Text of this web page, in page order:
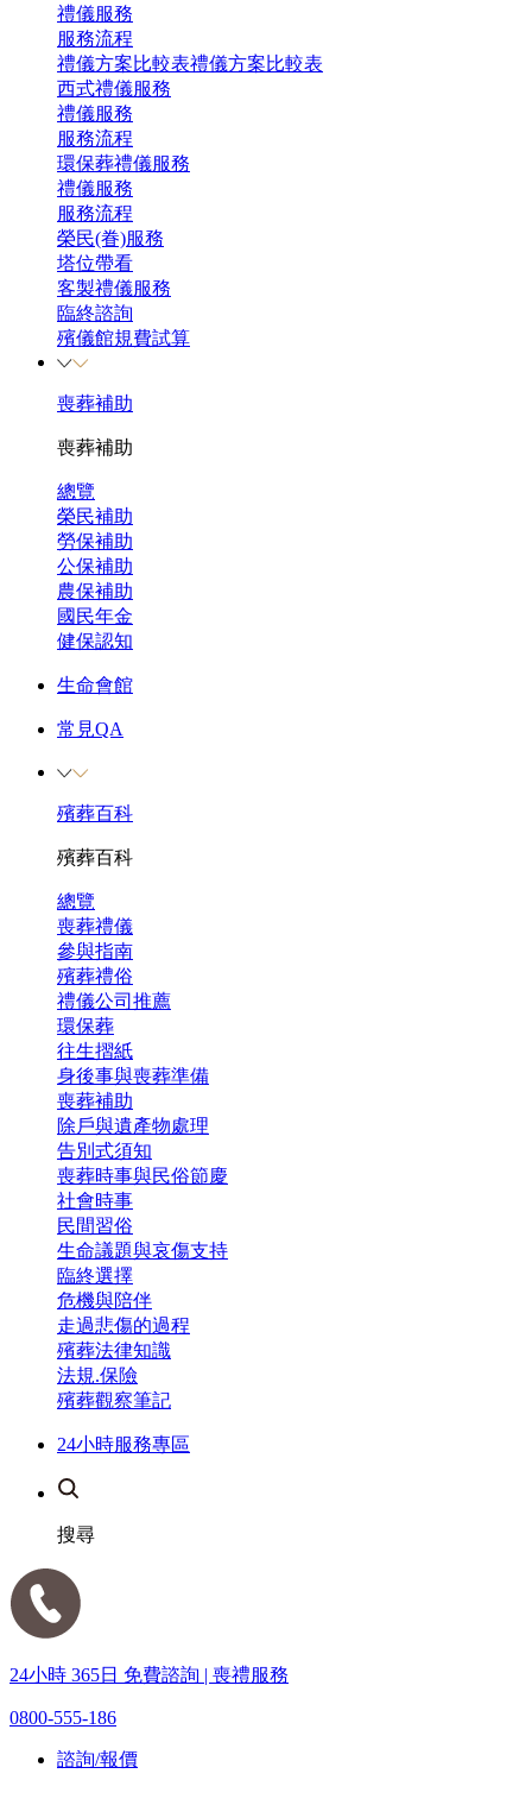
禮儀服務
服務流程
禮儀方案比較表禮儀方案比較表
西式禮儀服務
禮儀服務
服務流程
環保葬禮儀服務
禮儀服務
服務流程
榮民(眷)服務
塔位帶看
客製禮儀服務
臨終諮詢
殯儀館規費試算
喪葬補助
喪葬補助
總覽
榮民補助
勞保補助
公保補助
農保補助
國民年金
健保認知
生命會館
常見QA
殯葬百科
殯葬百科
總覽
喪葬禮儀
參與指南
殯葬禮俗
禮儀公司推薦
環保葬
往生摺紙
身後事與喪葬準備
喪葬補助
除戶與遺產物處理
告別式須知
喪葬時事與民俗節慶
社會時事
民間習俗
生命議題與哀傷支持
臨終選擇
危機與陪伴
走過悲傷的過程
殯葬法律知識
法規.保險
殯葬觀察筆記
24小時服務專區
搜尋
24小時 365日 免費諮詢 | 喪禮服務
0800-555-186
諮詢/報價